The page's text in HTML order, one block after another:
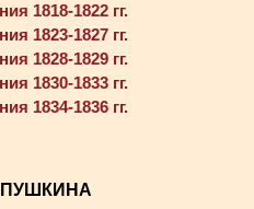
1818-1822 гг.
1823-1827 гг.
1828-1829 гг.
1830-1833 гг.
1834-1836 гг.